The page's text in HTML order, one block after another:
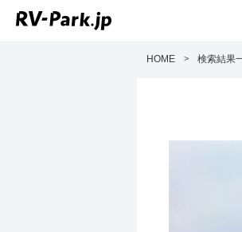
HOME > 検索結果